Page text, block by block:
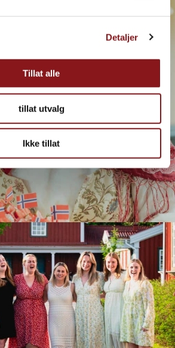
Detaljer
Tillat alle
tillat utvalg
Ikke tillat